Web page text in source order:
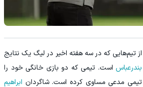
تیم‌هایی که در سه هفته اخیر در لیگ یک نتایج
است. تیمی که دو بازی خانگی خود را
تیمی مدعی مساوی کرده است. شاگردان ابراهیم